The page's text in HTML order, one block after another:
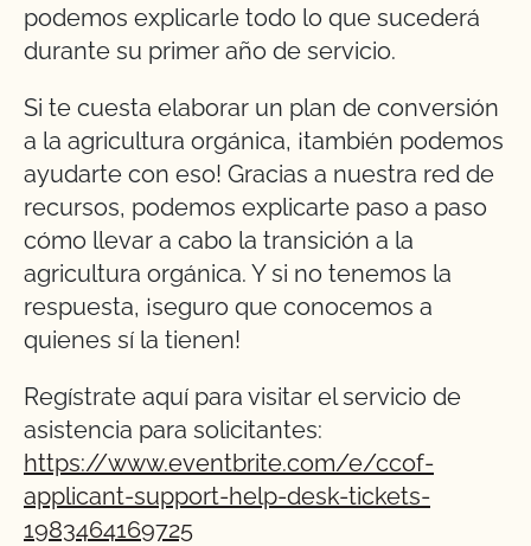
podemos explicarle todo lo que sucederá
durante su primer año de servicio.
Si te cuesta elaborar un plan de conversión
a la agricultura orgánica, ¡también podemos
ayudarte con eso! Gracias a nuestra red de
recursos, podemos explicarte paso a paso
cómo llevar a cabo la transición a la
agricultura orgánica. Y si no tenemos la
respuesta, ¡seguro que conocemos a
quienes sí la tienen!
Regístrate aquí para visitar el servicio de
asistencia para solicitantes:
https://www.eventbrite.com/e/ccof-
applicant-support-help-desk-tickets-
1983464169725